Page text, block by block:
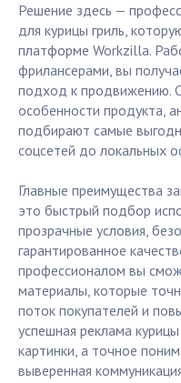
Решение здесь —
для курицы гриль,
платформе Workzilla.
фрилансерами, вы
подход к продвижению.
особенности продукта,
подбирают самые
соцсетей до локальных
Главные преимущества
это быстрый подбор
прозрачные условия,
гарантированное
профессионалом вы
материалы, которые
поток покупателей и
успешная реклама
картинки, а точное
выверенная